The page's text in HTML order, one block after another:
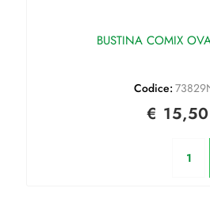
BUSTINA COMIX
Codice:
€ 15,50